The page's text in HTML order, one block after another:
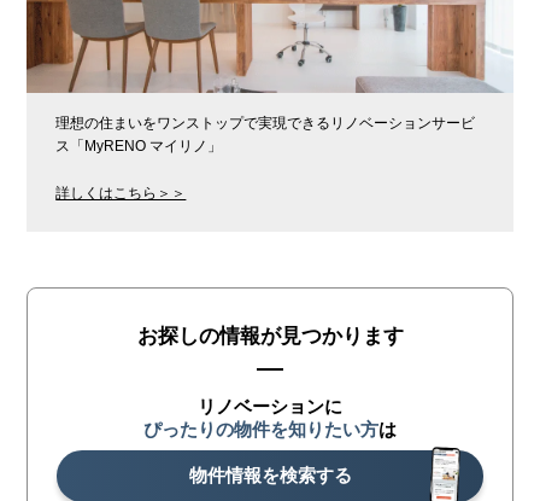
理想の住まいをワンストップで実現できるリノベーションサービ
ス「MyRENO マイリノ」
詳しくはこちら＞＞
お探しの情報が見つかります
リノベーションに
ぴったりの物件を知りたい方は
物件情報を検索する